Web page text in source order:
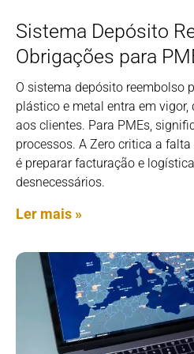
Sistema Depósito
Obrigações para
O sistema depósito reembolso
plástico e metal entra em
aos clientes. Para PMEs,
processos. A Zero critica a
é preparar facturação e
desnecessários.
Ler mais »